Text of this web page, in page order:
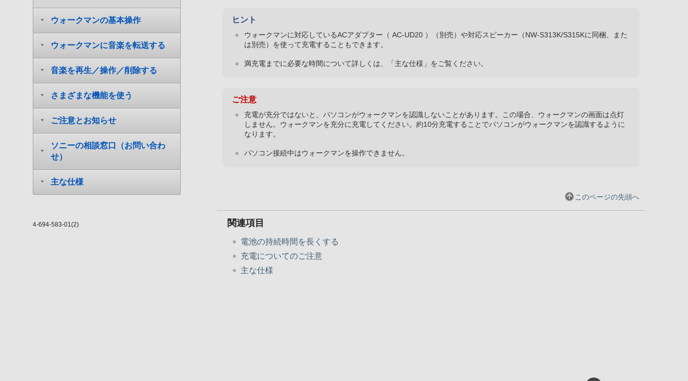
ウォークマンの基本操作
ウォークマンに音楽を転送する
音楽を再生／操作／削除する
さまざまな機能を使う
ご注意とお知らせ
ソニーの相談窓口（お問い合わ
せ）
主な仕様
4-694-583-01(2)
ヒント
ウォークマンに対応しているACアダプター（ AC-UD20 ）（別売）や対応スピーカー（NW-S313K/S315Kに同梱、また
は別売）を使って充電することもできます。
満充電までに必要な時間について詳しくは、「主な仕様」をご覧ください。
ご注意
充電が充分ではないと、パソコンがウォークマンを認識しないことがあります。この場合、ウォークマンの画面は点灯
しません。ウォークマンを充分に充電してください。約10分充電することでパソコンがウォークマンを認識するように
なります。
パソコン接続中はウォークマンを操作できません。
このページの先頭へ
関連項目
電池の持続時間を長くする
充電についてのご注意
主な仕様